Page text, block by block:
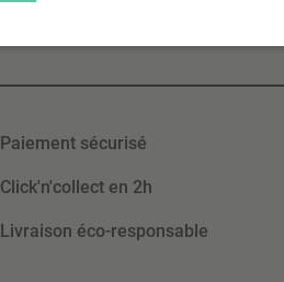
Paiement sécurisé
Click'n'collect en 2h
Livraison éco-responsable